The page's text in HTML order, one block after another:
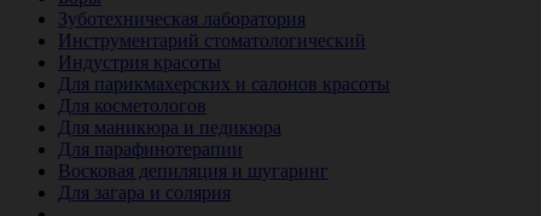
Зуботехническая лаборатория
Инструментарий стоматологический
Индустрия красоты
Для парикмахерских и салонов красоты
Для косметологов
Для маникюра и педикюра
Для парафинотерапии
Восковая депиляция и шугаринг
Для загара и солярия